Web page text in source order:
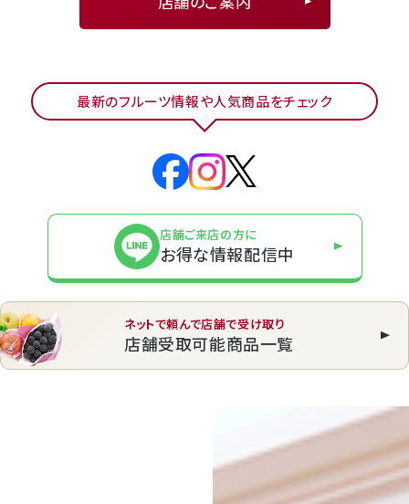
最新のフルーツ情報や人気商品をチェック
店舗ご来店の方に
お得な情報配信中
ネットで頼んで店舗で受け取り
店舗受取可能商品一覧